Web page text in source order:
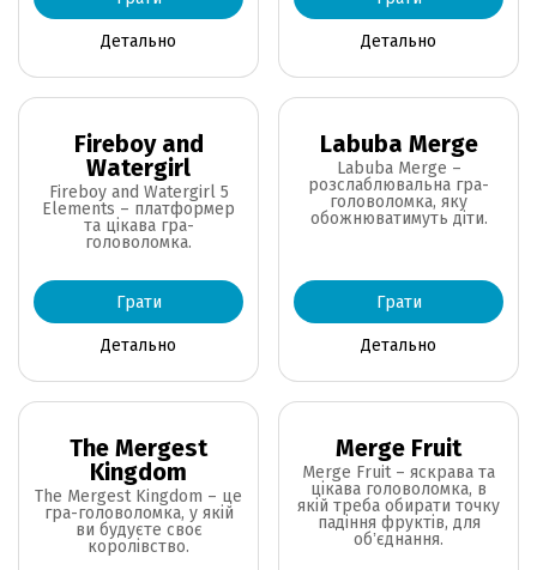
Детально Детально
Fireboy and
Watergirl
Fireboy and Watergirl 5
Elements – платформер
та цікава гра-
головоломка.
Детально
Грати
Labuba Merge
Labuba Merge –
розслаблювальна гра-
головоломка, яку
обожнюватимуть діти.
Детально
Грати
The Mergest
Kingdom
The Mergest Kingdom – це
гра-головоломка, у якій
ви будуєте своє
королівство.
Merge Fruit
Merge Fruit – яскрава та
цікава головоломка, в
якій треба обирати точку
падіння фруктів, для
обʼєднання.